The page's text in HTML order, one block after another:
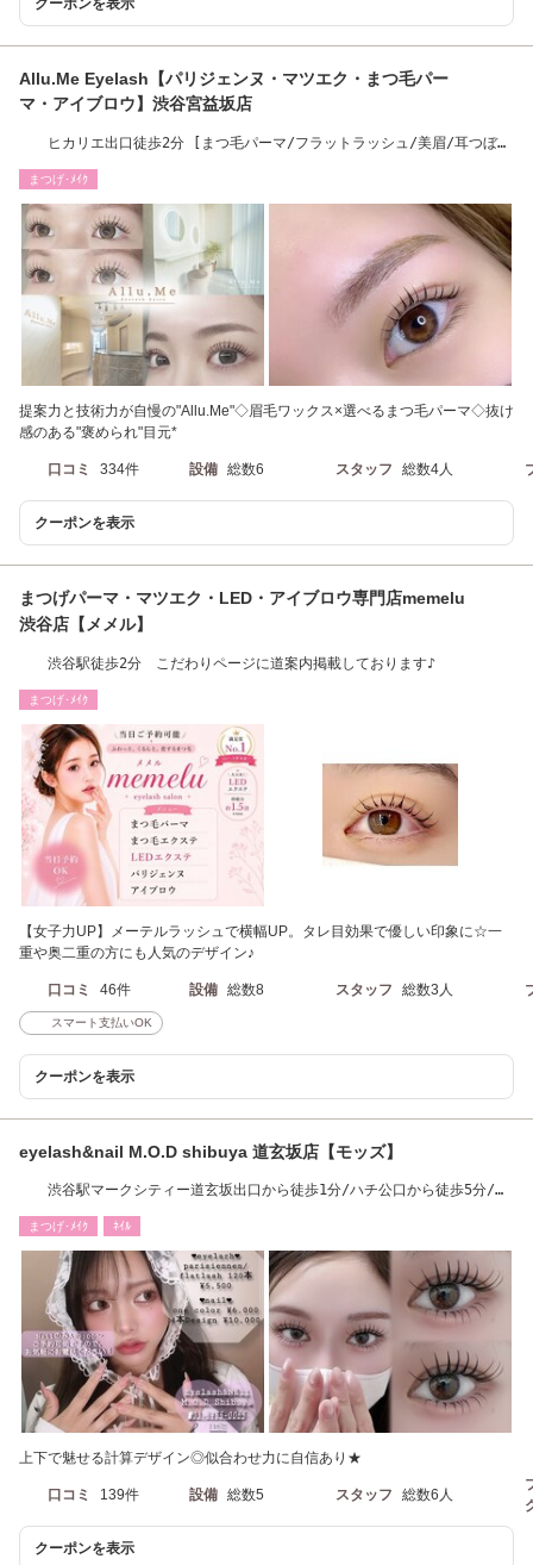
Allu.Me Eyelash【パリジェンヌ・マツエク・まつ毛パー
マ・アイブロウ】渋谷宮益坂店
ヒカリエ出口徒歩2分 [まつ毛パーマ/フラットラッシュ/美眉/耳つぼジ
まつげ･ﾒｲｸ
提案力と技術力が自慢の"Allu.Me"◇眉毛ワックス×選べるまつ毛パーマ◇抜け
感のある"褒められ"目元*
口コミ 334件 設備 総数6 スタッフ 総数4人
クーポンを表示
まつげパーマ・マツエク・LED・アイブロウ専門店memelu
渋谷店【メメル】
渋谷駅徒歩2分 こだわりページに道案内掲載しております♪
まつげ･ﾒｲｸ
【女子力UP】メーテルラッシュで横幅UP。タレ目効果で優しい印象に☆一
重や奥二重の方にも人気のデザイン♪
口コミ 46件 設備 総数8 スタッフ 総数3人
スマート支払いOK
クーポンを表示
eyelash&nail M.O.D shibuya 道玄坂店【モッズ】
渋谷駅マークシティー道玄坂出口から徒歩1分/ハチ公口から徒歩5分/神
まつげ･ﾒｲｸ ﾈｲﾙ
上下で魅せる計算デザイン◎似合わせ力に自信あり★
口コミ 139件 設備 総数5 スタッフ 総数6人
クーポンを表示